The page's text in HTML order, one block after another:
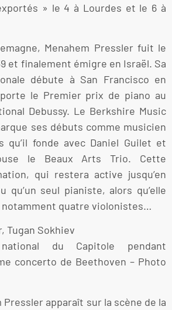
» le 4 à Lourdes et le 6 à
Menahem Pressler fuit le
et finalement émigre en Israël. Sa
débute à San Francisco en
le Premier prix de piano au
Debussy. Le Berkshire Music
ses débuts comme musicien
qu’il fonde avec Daniel Guilet et
le Beaux Arts Trio. Cette
qui restera active jusqu’en
qu’un seul pianiste, alors qu’elle
notamment quatre violonistes…
Tugan Sokhiev
du Capitole pendant
concerto de Beethoven – Photo
Pressler apparaît sur la scène de la